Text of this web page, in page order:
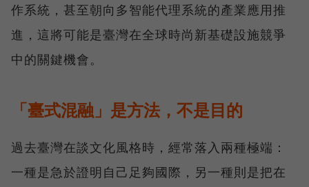
作系統，甚至朝向多智能代理系統的產業應用推
進，這將可能是臺灣在全球時尚新基礎設施競爭
中的關鍵機會。
「臺式混融」是方法，不是目的
過去臺灣在談文化風格時，經常落入兩種極端：
一種是急於證明自己足夠國際，另一種則是把在